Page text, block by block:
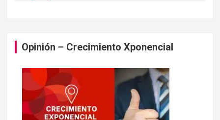
Opinión – Crecimiento Xponencial